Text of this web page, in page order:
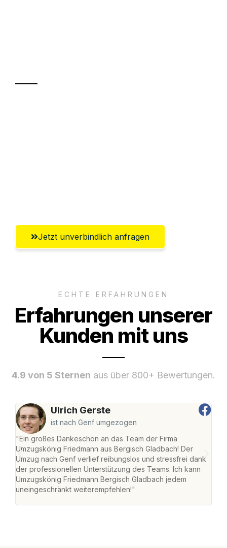
Jetzt unverbindlich anfragen
ECHTE ERFAHRUNGEN
Erfahrungen unserer
Kunden mit uns
4.9 von 5 Sternen aus über 800+ Bewertungen.
Ulrich Gerste
ist nach Genf umgezogen
"Ein großes Dankeschön an das Team der Firma
Umzugskönig Friedmann aus Bergisch Gladbach! Der
Umzug nach Genf verlief reibungslos und stressfrei dank
der professionellen Unterstützung des Teams. Ich kann
Umzugskönig Friedmann Bergisch Gladbach jedem
uneingeschränkt weiterempfehlen!"